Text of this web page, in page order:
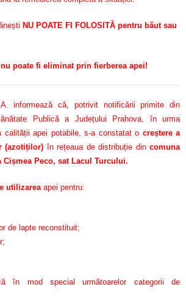
NU POATE FI FOLOSITĂ pentru băut sau
poate fi eliminat prin fierberea apei!
informează că, potrivit notificării primite din
Publică a Județului Prahova, în urma
calității apei potabile, s-a constatat o creștere a
(azotiților) în rețeaua de distribuție din comuna
Cișmea Peco, sat Lacul Turcului.
utilizarea apei pentru:
de lapte reconstituit;
în mod special următoarelor categorii de